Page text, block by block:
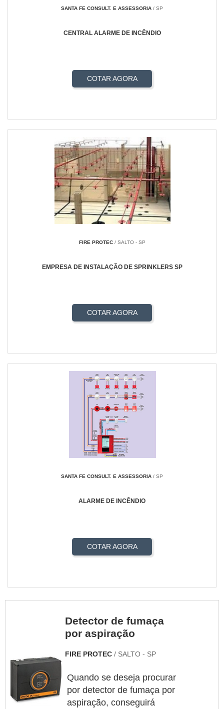
SANTA FE CONSULT. E ASSESSORIA / SP
CENTRAL ALARME DE INCÊNDIO
COTAR AGORA
FIRE PROTEC/ SALTO - SP
EMPRESA DE INSTALAÇÃO DE SPRINKLERS SP
COTAR AGORA
SANTA FE CONSULT. E ASSESSORIA / SP
ALARME DE INCÊNDIO
COTAR AGORA
Detector de fumaça
por aspiração
FIRE PROTEC / SALTO - SP
Quando se deseja procurar
por detector de fumaça por
aspiração, conseguirá